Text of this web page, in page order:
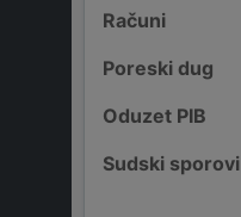
Računi
Poreski dug
Oduzet PIB
Sudski sporovi